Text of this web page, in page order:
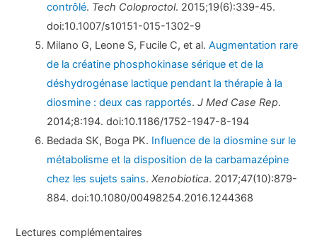
contrôlé. Tech Coloproctol. 2015;19(6):339-45.
doi:10.1007/s10151-015-1302-9
Milano G, Leone S, Fucile C, et al.Augmentation rare
de la créatine phosphokinase sérique et de la
déshydrogénase lactique pendant la thérapie à la
diosmine : deux cas rapportés.J Med Case Rep.
2014;8:194. doi:10.1186/1752-1947-8-194
Bedada SK, Boga PK. Influence de la diosmine sur le
métabolisme et la disposition de la carbamazépine
chez les sujets sains.Xenobiotica. 2017;47(10):879-
884. doi:10.1080/00498254.2016.1244368
Lectures complémentaires